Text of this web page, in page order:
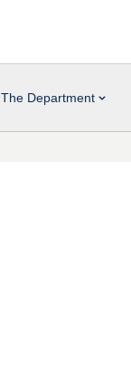
The Department